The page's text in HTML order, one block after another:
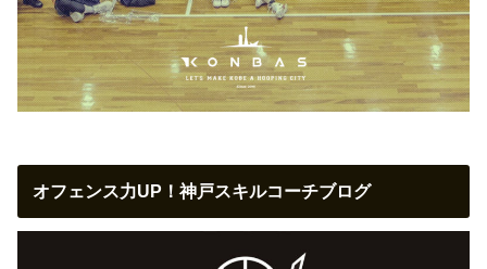
オフェンス力UP！神戸スキルコーチブログ